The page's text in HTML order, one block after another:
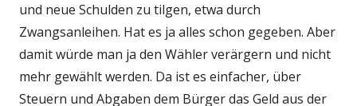
und neue Schulden zu tilgen, etwa durch
Zwangsanleihen. Hat es ja alles schon gegeben. Aber
damit würde man ja den Wähler verärgern und nicht
mehr gewählt werden. Da ist es einfacher, über
Steuern und Abgaben dem Bürger das Geld aus der